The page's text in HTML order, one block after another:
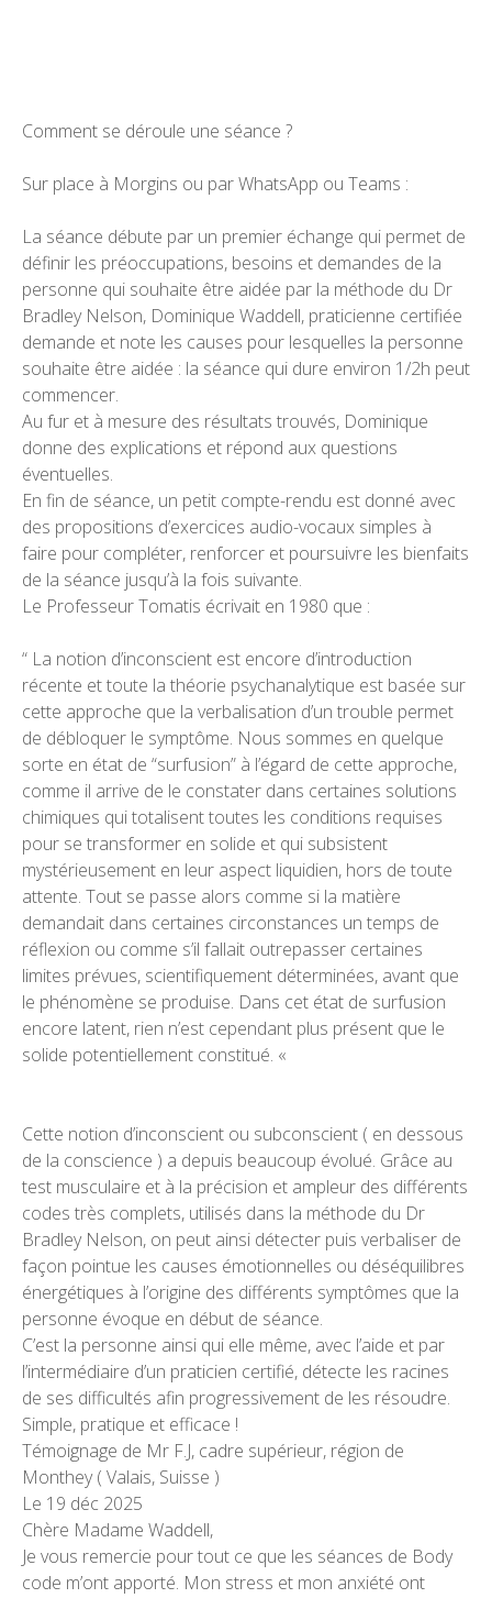
Comment se déroule une séance ?
Sur place à Morgins ou par WhatsApp ou Teams :
La séance débute par un premier échange qui permet de
définir les préoccupations, besoins et demandes de la
personne qui souhaite être aidée par la méthode du Dr
Bradley Nelson, Dominique Waddell, praticienne certifiée
demande et note les causes pour lesquelles la personne
souhaite être aidée : la séance qui dure environ 1/2h peut
commencer.
Au fur et à mesure des résultats trouvés, Dominique
donne des explications et répond aux questions
éventuelles.
En fin de séance, un petit compte-rendu est donné avec
des propositions d’exercices audio-vocaux simples à
faire pour compléter, renforcer et poursuivre les bienfaits
de la séance jusqu’à la fois suivante.
Le Professeur Tomatis écrivait en 1980 que :
“ La notion d’inconscient est encore d’introduction
récente et toute la théorie psychanalytique est basée sur
cette approche que la verbalisation d’un trouble permet
de débloquer le symptôme. Nous sommes en quelque
sorte en état de “surfusion” à l’égard de cette approche,
comme il arrive de le constater dans certaines solutions
chimiques qui totalisent toutes les conditions requises
pour se transformer en solide et qui subsistent
mystérieusement en leur aspect liquidien, hors de toute
attente. Tout se passe alors comme si la matière
demandait dans certaines circonstances un temps de
réflexion ou comme s’il fallait outrepasser certaines
limites prévues, scientifiquement déterminées, avant que
le phénomène se produise. Dans cet état de surfusion
encore latent, rien n’est cependant plus présent que le
solide potentiellement constitué. «
Cette notion d’inconscient ou subconscient ( en dessous
de la conscience ) a depuis beaucoup évolué. Grâce au
test musculaire et à la précision et ampleur des différents
codes très complets, utilisés dans la méthode du Dr
Bradley Nelson, on peut ainsi détecter puis verbaliser de
façon pointue les causes émotionnelles ou déséquilibres
énergétiques à l’origine des différents symptômes que la
personne évoque en début de séance.
C’est la personne ainsi qui elle même, avec l’aide et par
l’intermédiaire d’un praticien certifié, détecte les racines
de ses difficultés afin progressivement de les résoudre.
Simple, pratique et efficace !
Témoignage de Mr F.J, cadre supérieur, région de
Monthey ( Valais, Suisse )
Le 19 déc 2025
Chère Madame Waddell,
Je vous remercie pour tout ce que les séances de Body
code m’ont apporté. Mon stress et mon anxiété ont